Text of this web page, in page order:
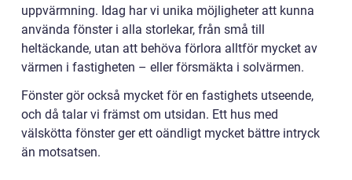
uppvärmning. Idag har vi unika möjligheter att kunna
använda fönster i alla storlekar, från små till
heltäckande, utan att behöva förlora alltför mycket av
värmen i fastigheten – eller försmäkta i solvärmen.
Fönster gör också mycket för en fastighets utseende,
och då talar vi främst om utsidan. Ett hus med
välskötta fönster ger ett oändligt mycket bättre intryck
än motsatsen.